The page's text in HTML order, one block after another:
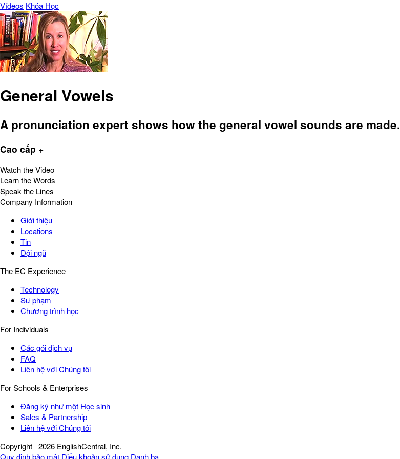
Vídeos Khóa Học
General Vowels
A pronunciation expert shows how the general vowel sounds are made.
Cao cấp +
Watch the Video
Learn the Words
Speak the Lines
Company Information
Giới thiệu
Locations
Tin
Đội ngũ
The EC Experience
Technology
Sư phạm
Chương trình học
For Individuals
Các gói dịch vụ
FAQ
Liên hệ với Chúng tôi
For Schools & Enterprises
Đăng ký như một Học sinh
Sales & Partnership
Liên hệ với Chúng tôi
Copyright 2026 EnglishCentral, Inc.